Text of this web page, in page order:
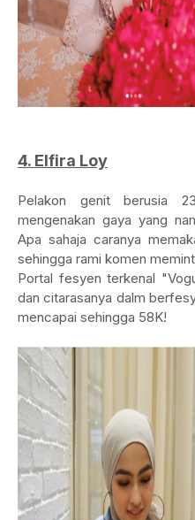
4. Elfira Loy
Pelakon genit berusia
mengenakan gaya yang
Apa sahaja caranya
sehingga rami komen
Portal fesyen terkenal
dan citarasanya dalm
mencapai sehingga 58K!